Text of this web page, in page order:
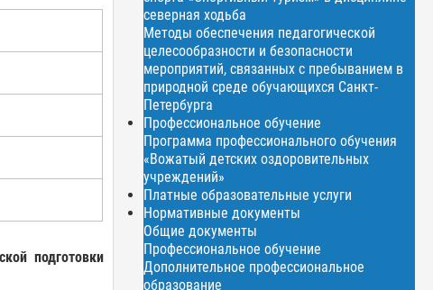
подготовки
северная ходьба
Методы обеспечения педагогической
целесообразности и безопасности
мероприятий, связанных с пребыванием в
природной среде обучающихся Санкт-
Петербурга
Профессиональное обучение
Программа профессионального обучения
«Вожатый детских оздоровительных
учреждений»
Платные образовательные услуги
Нормативные документы
Общие документы
Профессиональное обучение
Дополнительное профессиональное
образование